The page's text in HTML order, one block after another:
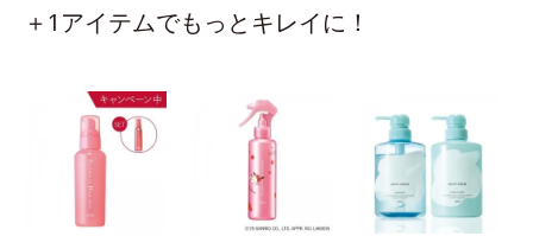
＋1アイテムでもっとキレイに！